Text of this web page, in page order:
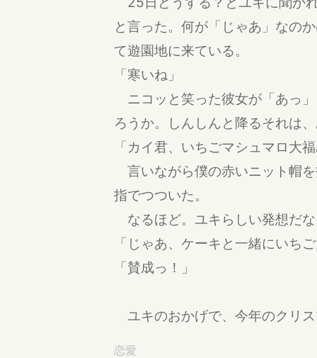
と言った。何が「じゃあ」なの
て遊園地に来ている。
「寒いね」
ニコッと笑った彼女が「あっ
ろうか。しんしんと降るそれは
「カイ君、いちごマシュマロ大
言いながら僕の赤いニット帽
指でつついた。
なるほど。ユキらしい発想だ
「じゃあ、ケーキと一緒にいち
「賛成っ！」
ユキのおかげで、今年のクリ
恋愛